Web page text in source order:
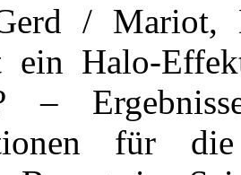
/ Mariot,
ein Halo-
–
für die